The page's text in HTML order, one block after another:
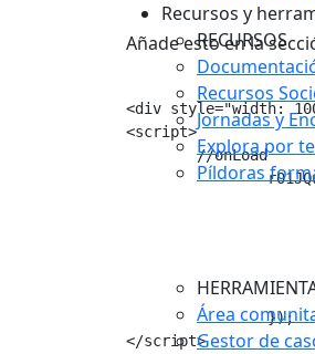
Recursos y
RECURSOS
Recursos
Jornadas y
Explora por
Píldoras
Área
Gestor de
Añade esto en la
<div style="width:
<script>
	//onLoad
		r01JQuery(document).ready(function(){
		});